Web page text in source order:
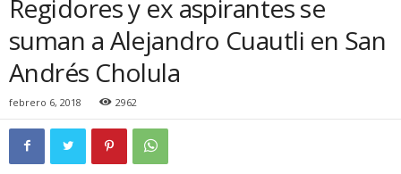
Regidores y ex aspirantes se
suman a Alejandro Cuautli en San
Andrés Cholula
febrero 6, 2018 2962